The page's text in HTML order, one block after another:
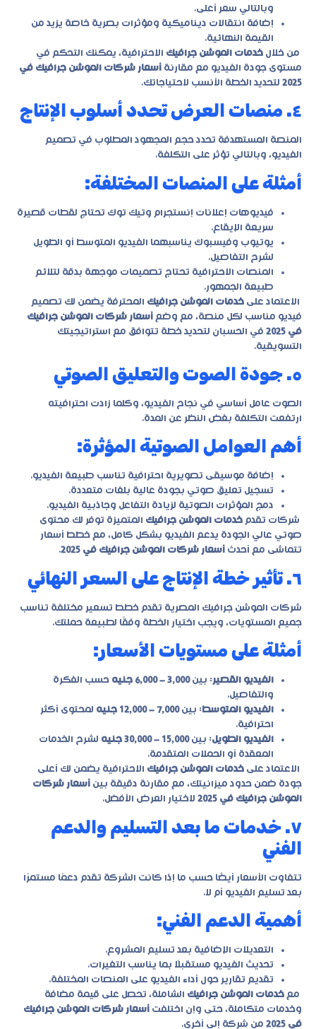
وبالتالي سعر أعلى.
إضافة انتقالات ديناميكية ومؤثرات بصرية خاصة يزيد من
القيمة النهائية.
من خلال خدمات الموشن جرافيك الاحترافية، يمكنك التحكم في
مستوى جودة الفيديو مع مقارنة أسعار شركات الموشن جرافيك في
2025 لتحديد الخطة الأنسب لاحتياجاتك.
٤. منصات العرض تحدد أسلوب الإنتاج
المنصة المستهدفة تحدد حجم المجهود المطلوب في تصميم
الفيديو، وبالتالي تؤثر على التكلفة.
أمثلة على المنصات المختلفة:
فيديوهات إعلانات إنستجرام وتيك توك تحتاج لقطات قصيرة
سريعة الإيقاع.
يوتيوب وفيسبوك يناسبهما الفيديو المتوسط أو الطويل
لشرح التفاصيل.
المنصات الاحترافية تحتاج تصميمات موجهة بدقة لتلائم
طبيعة الجمهور.
الاعتماد على خدمات الموشن جرافيك المحترفة يضمن لك تصميم
فيديو مناسب لكل منصة، مع وضع أسعار شركات الموشن جرافيك
في 2025
في الحسبان لتحديد خطة تتوافق مع استراتيجيتك
التسويقية.
٥. جودة الصوت والتعليق الصوتي
الصوت عامل أساسي في نجاح الفيديو، وكلما زادت احترافيته
ارتفعت التكلفة بغض النظر عن المدة.
أهم العوامل الصوتية المؤثرة:
إضافة موسيقى تصويرية احترافية تناسب طبيعة الفيديو.
تسجيل تعليق صوتي بجودة عالية بلغات متعددة.
دمج المؤثرات الصوتية لزيادة التفاعل وجاذبية الفيديو.
شركات تقدم خدمات الموشن جرافيك المتميزة توفر لك محتوى
صوتي عالي الجودة يدعم الفيديو بشكل كامل، مع خطط أسعار
تتماشى مع أحدث أسعار شركات الموشن جرافيك في 2025 .
٦. تأثير خطة الإنتاج على السعر النهائي
شركات الموشن جرافيك المصرية تقدم خطط تسعير مختلفة تناسب
جميع المستويات، ويجب اختيار الخطة وفقًا لطبيعة حملتك.
أمثلة على مستويات الأسعار:
الفيديو القصير: بين3,000 – 6,000 جنيه
حسب الفكرة
والتفاصيل.
الفيديو المتوسط: بين7,000 – 12,000 جنيه
لمحتوى أكثر
احترافية.
الفيديو الطويل: بين15,000 – 30,000 جنيه
لشرح الخدمات
المعقدة أو الحملات المتقدمة.
الاعتماد على خدمات الموشن جرافيك الاحترافية يضمن لك أعلى
جودة ضمن حدود ميزانيتك، مع مقارنة دقيقة بين أسعار شركات
الموشن جرافيك في 2025
لاختيار العرض الأفضل.
٧. خدمات ما بعد التسليم والدعم
الفني
تتفاوت الأسعار أيضًا حسب ما إذا كانت الشركة تقدم دعمًا مستمرًا
بعد تسليم الفيديو أم لا.
أهمية الدعم الفني:
التعديلات الإضافية بعد تسليم المشروع.
تحديث الفيديو مستقبلًا بما يناسب التغيرات.
تقديم تقارير حول أداء الفيديو على المنصات المختلفة.
مع خدمات الموشن جرافيك الشاملة، تحصل على قيمة مضافة
وخدمات متكاملة، حتى وإن اختلفت أسعار شركات الموشن جرافيك
في 2025
من شركة إلى أخرى.